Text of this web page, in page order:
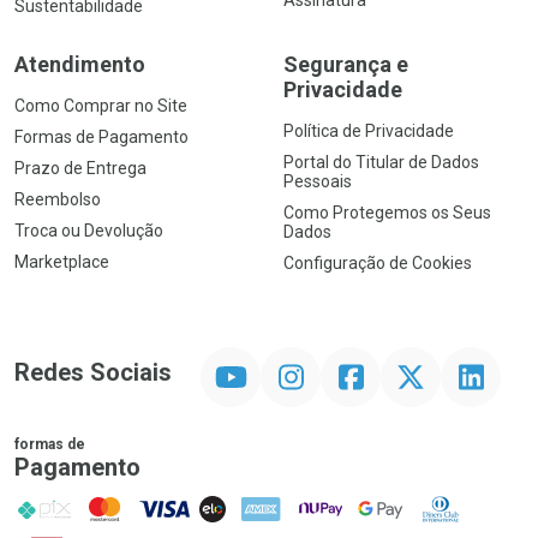
Sustentabilidade
Atendimento
Como Comprar no Site
Formas de Pagamento
Prazo de Entrega
Reembolso
Troca ou Devolução
Marketplace
Segurança e
Privacidade
Política de Privacidade
Portal do Titular de Dados
Pessoais
Como Protegemos os Seus
Dados
Configuração de Cookies
Redes Sociais InstagramFacebookTwitter Linkedin
formas de
Pagamento
PIX MasterCard
VISA ELO AMEX NuPay Google PayDiners Club